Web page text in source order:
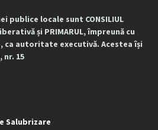
locale sunt CONSILIUL
și PRIMARUL, împreună cu
autoritate executivă. Acestea își
nr. 15
Salubrizare